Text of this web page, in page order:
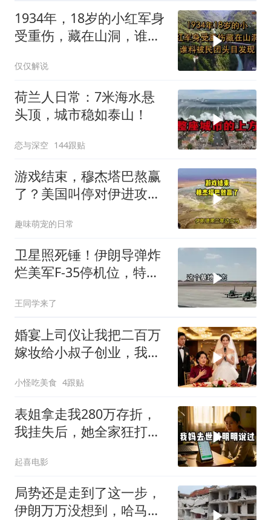
1934年，18岁的小红军身
受重伤，藏在山洞，谁料
仅仅解说
荷兰人日常：7米海水悬
头顶，城市稳如泰山！
恋与深空 144跟贴
游戏结束，穆杰塔巴熬赢
了？美国叫停对伊进攻，
趣味萌宠的日常
卫星照死锤！伊朗导弹炸
烂美军F-35停机位，特朗
王同学来了
婚宴上司仪让我把二百万
嫁妆给小叔子创业，我一
小怪吃美食 4跟贴
表姐拿走我280万存折，
我挂失后，她全家狂打
起喜电影
局势还是走到了这一步，
伊朗万万没想到，哈马斯